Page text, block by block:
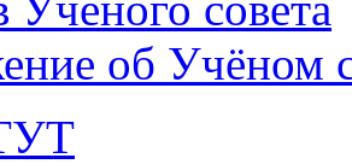
об Учёном